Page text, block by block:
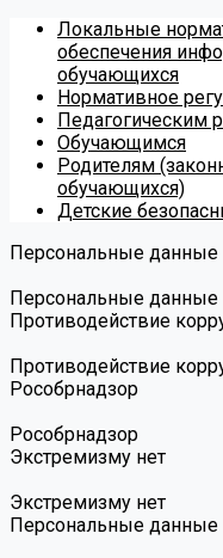
Локальные
обеспечения
обучающихся
Нормативное
Педагогическим
Обучающимся
Родителям
обучающихся)
Детские
Персональные данные
Персональные данные
Противодействие
Противодействие
Роcобрнадзор
Роcобрнадзор
Экстремизму нет
Экстремизму нет
Персональные данные